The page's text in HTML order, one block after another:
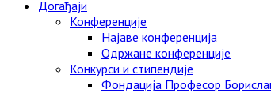
Догађаји
Конференције
Најаве конференција
Одржане конференције
Конкурси и стипендије
Фондација Професор